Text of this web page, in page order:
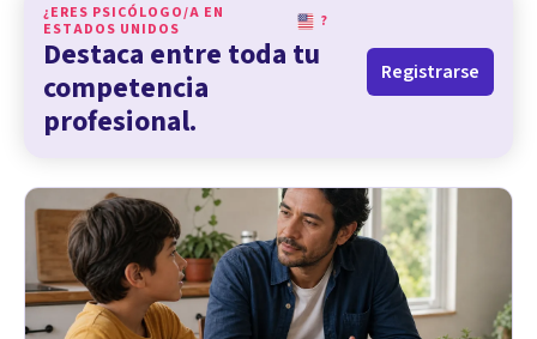
¿ERES PSICÓLOGO/A EN
ESTADOS UNIDOS
?
Destaca entre toda tu
competencia
profesional.
Registrarse